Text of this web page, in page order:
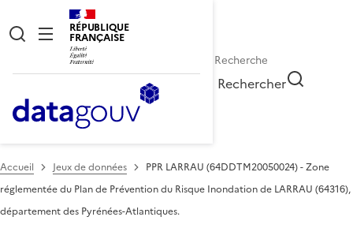
RÉPUBLIQUE
FRANÇAISE
Rechercher
Accueil Jeux de données
PPR LARRAU (64DDTM20050024) - Zone
réglementée du Plan de Prévention du Risque Inondation de LARRAU (64316),
département des Pyrénées-Atlantiques.